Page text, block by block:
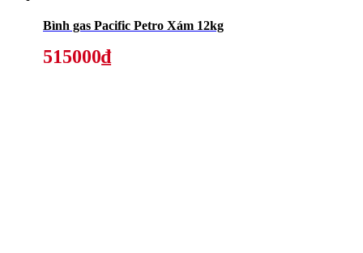
Bình gas Pacific Petro Xám 12kg
515000₫